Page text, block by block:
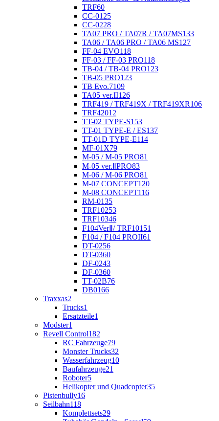
TRF60
CC-01 25
CC-0228
TA07 PRO / TA07R / TA07MS133
TA06 / TA06 PRO / TA06 MS127
FF-04 EVO118
FF-03 / FF-03 PRO118
TB-04 / TB-04 PRO123
TB-05 PRO123
TB Evo.7109
TA05 ver.II126
TRF419 / TRF419X / TRF419XR106
TRF42012
TT-02 TYPE-S153
TT-01 TYPE-E / ES137
TT-01D TYPE-E114
MF-01X79
M-05 / M-05 PRO81
M-05 ver.ⅡPRO83
M-06 / M-06 PRO81
M-07 CONCEPT120
M-08 CONCEPT116
RM-0135
TRF10253
TRF10346
F104VerⅡ/ TRF101 51
F104 / F104 PROII61
DT-0256
DT-0360
DF-0243
DF-0360
TT-02B76
DB0166
Traxxas2
Trucks1
Ersatzteile1
Modster1
Revell Control182
RC Fahrzeuge79
Monster Trucks32
Wasserfahrzeug10
Baufahrzeuge21
Roboter5
Helikopter und Quadcopter35
Pistenbully16
Seilbahn118
Komplettsets29